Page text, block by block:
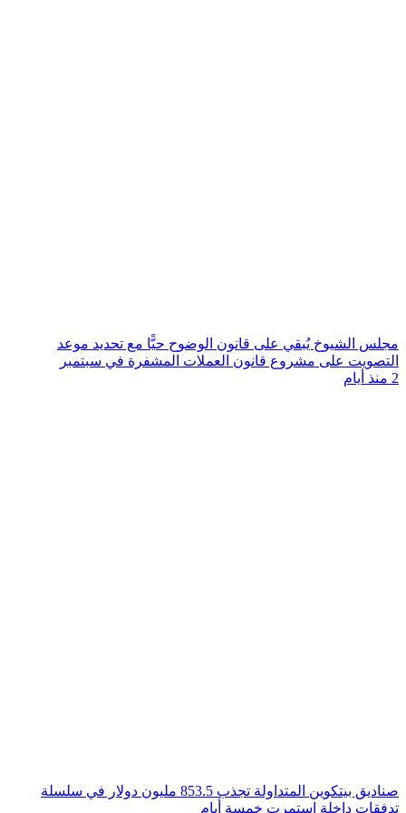
مجلس الشيوخ يُبقي على قانون الوضوح حيًّا مع تحديد موعد
التصويت على مشروع قانون العملات المشفرة في سبتمبر
2 منذ أيام
صناديق بيتكوين المتداولة تجذب 853.5 مليون دولار في سلسلة
تدفقات داخلة استمرت خمسة أيام